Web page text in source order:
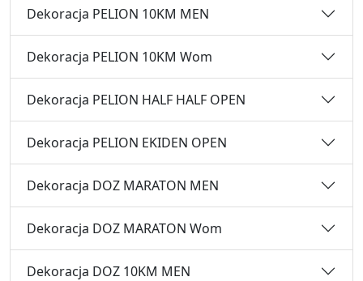
Dekoracja PELION 10KM MEN
Dekoracja PELION 10KM Wom
Dekoracja PELION HALF HALF OPEN
Dekoracja PELION EKIDEN OPEN
Dekoracja DOZ MARATON MEN
Dekoracja DOZ MARATON Wom
Dekoracja DOZ 10KM MEN